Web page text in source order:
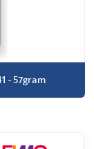
- 57gram